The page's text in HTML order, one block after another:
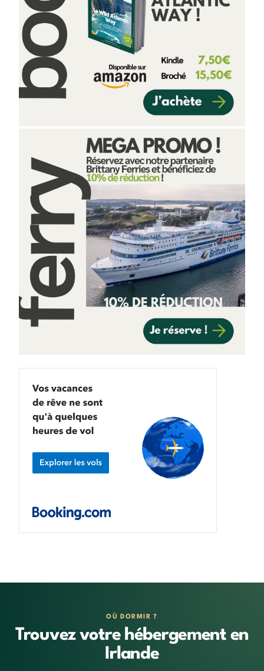
OÙ DORMIR ?
Trouvez votre hébergement en
Irlande